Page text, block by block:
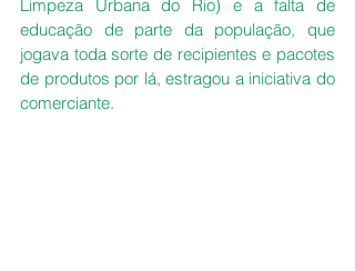
Limpeza Urbana do Rio) e a falta de
educação de parte da população, que
jogava toda sorte de recipientes e pacotes
de produtos por lá, estragou a iniciativa do
comerciante.